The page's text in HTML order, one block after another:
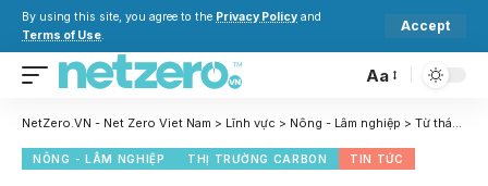
By using this site, you agree to the Privacy Policy and
Terms of Use.
Accept
Aa
NetZero.VN - Net Zero Viet Nam > Lĩnh vực > Nông - Lâm nghiệp > Từ tháng 7/2026, giao dịch tín chỉ carbon rừng có hành lang pháp lý riêng
NÔNG - LÂM NGHIỆP THỊ TRƯỜNG CARBON TIN TỨC